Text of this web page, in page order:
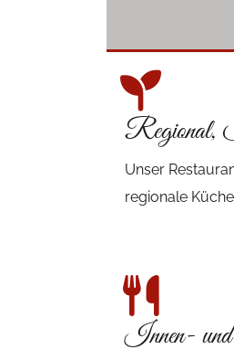
Regional,
Unser
regionale
Innen- und